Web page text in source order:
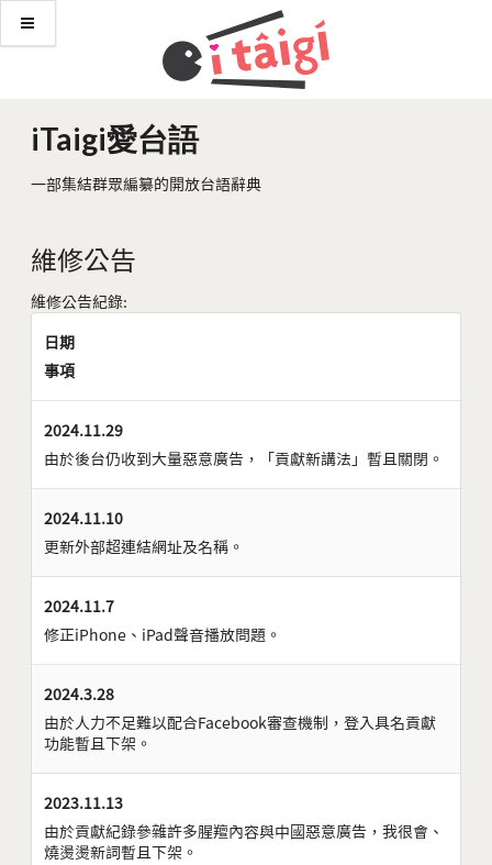
iTaigi愛台語
一部集結群眾編纂的開放台語辭典
維修公告
維修公告紀錄:
日期
事項
2024.11.29
由於後台仍收到大量惡意廣告，「貢獻新講法」暫且關閉。
2024.11.10
更新外部超連結網址及名稱。
2024.11.7
修正iPhone、iPad聲音播放問題。
2024.3.28
由於人力不足難以配合Facebook審查機制，登入具名貢獻
功能暫且下架。
2023.11.13
由於貢獻紀錄參雜許多腥羶內容與中國惡意廣告，我很會、
燒燙燙新詞暫且下架。